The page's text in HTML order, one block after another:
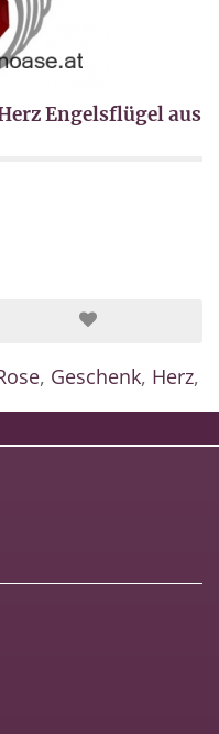
Engelsflügel aus
, Geschenk, Herz,